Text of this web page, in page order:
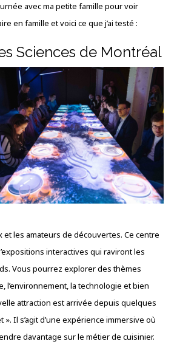
avec ma petite famille pour voir
en famille et voici ce que j’ai testé :
Sciences de Montréal
les amateurs de découvertes. Ce centre
interactives qui raviront les
Vous pourrez explorer des thèmes
l’environnement, la technologie et bien
attraction est arrivée depuis quelques
». Il s’agit d’une expérience immersive où
davantage sur le métier de cuisinier.